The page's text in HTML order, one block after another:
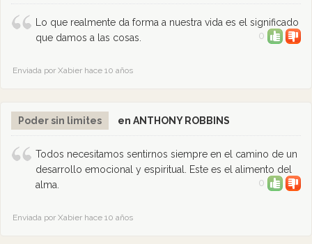
Lo que realmente da forma a nuestra vida es el significado
que damos a las cosas.
0
Enviada por Xabier hace 10 años
Poder sin limites en ANTHONY ROBBINS
Todos necesitamos sentirnos siempre en el camino de un
desarrollo emocional y espiritual. Este es el alimento del
alma.
0
Enviada por Xabier hace 10 años